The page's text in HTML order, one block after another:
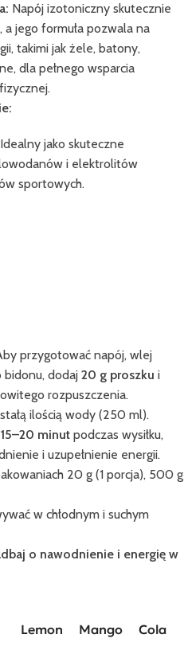
Napój izotoniczny skutecznie
jego formuła pozwala na
takimi jak żele, batony,
dla pełnego wsparcia
jako skuteczne
i elektrolitów
sportowych.
przygotować napój, wlej
bidonu, dodaj 20 g proszku i
rozpuszczenia.
ilością wody (250 ml).
15–20 minut podczas wysiłku,
i uzupełnienie energii.
20 g (1 porcja), 500 g
w chłodnym i suchym
o nawodnienie i energię w
Lemon Mango Cola